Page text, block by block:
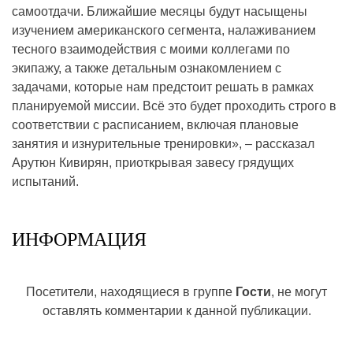
самоотдачи. Ближайшие месяцы будут насыщены
изучением американского сегмента, налаживанием
тесного взаимодействия с моими коллегами по
экипажу, а также детальным ознакомлением с
задачами, которые нам предстоит решать в рамках
планируемой миссии. Всё это будет проходить строго в
соответствии с расписанием, включая плановые
занятия и изнурительные тренировки», – рассказал
Арутюн Кивирян, приоткрывая завесу грядущих
испытаний.
ИНФОРМАЦИЯ
Посетители, находящиеся в группе Гости, не могут
оставлять комментарии к данной публикации.